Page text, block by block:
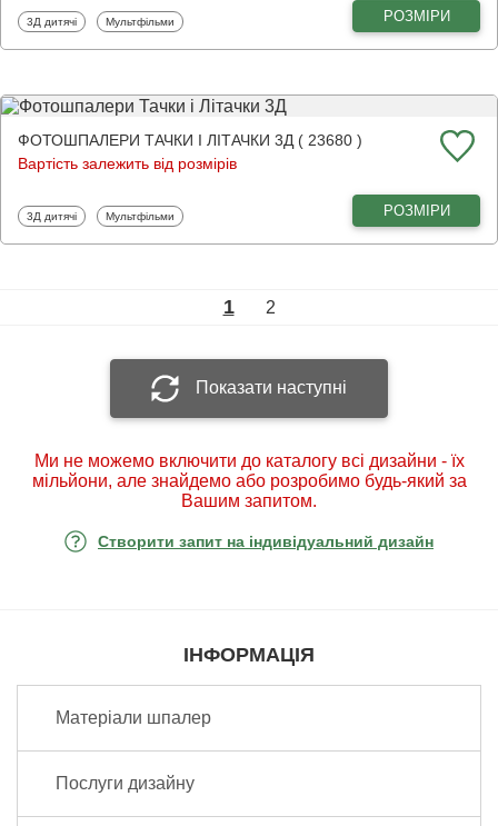
Фотошпалери
3Д дитячі Фотошпалери
Мультфільми РОЗМІРИ
ФОТОШПАЛЕРИ ТАЧКИ І ЛІТАЧКИ 3Д ( 23680 )
Вартість залежить від розмірів
Фотошпалери
3Д дитячі Фотошпалери
Мультфільми РОЗМІРИ
1 2
Показати наступні
Ми не можемо включити до каталогу всі дизайни - їх
мільйони, але знайдемо або розробимо будь-який за
Вашим запитом.
Створити запит на індивідуальний дизайн
ІНФОРМАЦІЯ
Матеріали шпалер
Послуги дизайну